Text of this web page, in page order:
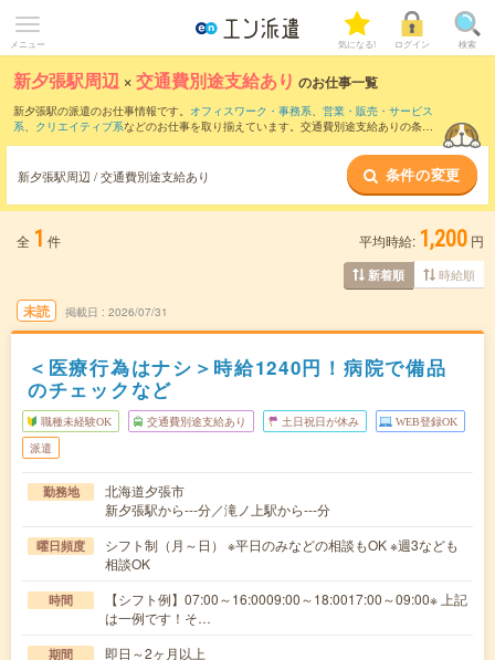
メニュー 気になる! ログイン 検索
新夕張駅周辺 ×交通費別途支給あり のお仕事一覧
新夕張駅の派遣のお仕事情報です。 オフィスワーク・事務系、 営業・販売・サービス
系、 クリエイティブ系などのお仕事を取り揃えています。交通費別途支給ありの条件
新夕張駅周辺 / 交通費別途支給あり 条件の変更
全 1 件 平均時給: 1,200 円
新着順 時給順
未読 掲載日 2026/07/31
＜医療行為はナシ＞時給1240円！病院で備品
のチェックなど
職種未経験OK 交通費別途支給あり 土日祝日が休み WEB登録OK
派遣
勤務地
北海道夕張市
新夕張駅から---分／滝ノ上駅から---分
曜日頻度
シフト制（月～日） ※平日のみなどの相談もOK ※週3なども
相談OK
時間
【シフト例】07:00～16:0009:00～18:0017:00～09:00※ 上記
は一例です！そ…
期間 即日～2ヶ月以上